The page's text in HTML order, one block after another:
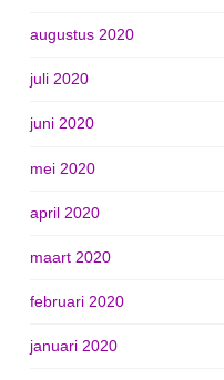
augustus 2020
juli 2020
juni 2020
mei 2020
april 2020
maart 2020
februari 2020
januari 2020